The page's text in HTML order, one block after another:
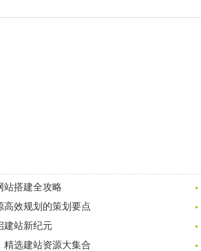
站搭建全攻略
高效规划的策划要点
建站新纪元
精选建站资源大集合